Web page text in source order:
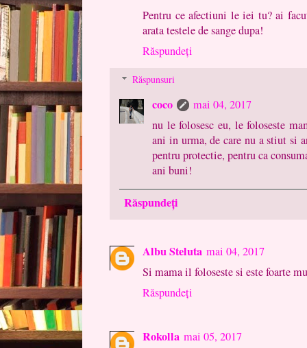
Pentru ce afectiuni le iei tu? ai
arata testele de sange dupa!
Răspundeți
Răspunsuri
coco
mai 04, 2017
nu le folosesc eu, le foloseste
ani in urma, de care nu a stiut si
pentru protectie, pentru ca
ani buni!
Răspundeți
Albu Steluta mai 04, 2017
Si mama il foloseste si este foarte
Răspundeți
Rokolla mai 05, 2017